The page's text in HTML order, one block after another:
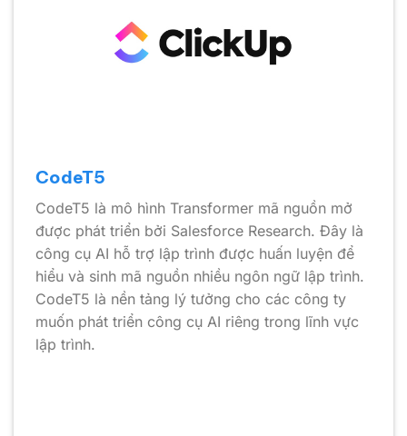
CodeT5
CodeT5 là mô hình Transformer mã nguồn mở
được phát triển bởi Salesforce Research. Đây là
công cụ AI hỗ trợ lập trình được huấn luyện để
hiểu và sinh mã nguồn nhiều ngôn ngữ lập trình.
CodeT5 là nền tảng lý tưởng cho các công ty
muốn phát triển công cụ AI riêng trong lĩnh vực
lập trình.